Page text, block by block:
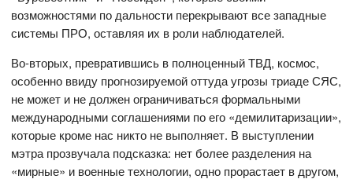
возможностями по дальности перекрывают все западные
системы ПРО, оставляя их в роли наблюдателей.
Во-вторых, превратившись в полноценный ТВД, космос,
особенно ввиду прогнозируемой оттуда угрозы триаде СЯС,
не может и не должен ограничиваться формальными
международными соглашениями по его «демилитаризации»,
которые кроме нас никто не выполняет. В выступлении
мэтра прозвучала подсказка: нет более разделения на
«мирные» и военные технологии, одно прорастает в другом,